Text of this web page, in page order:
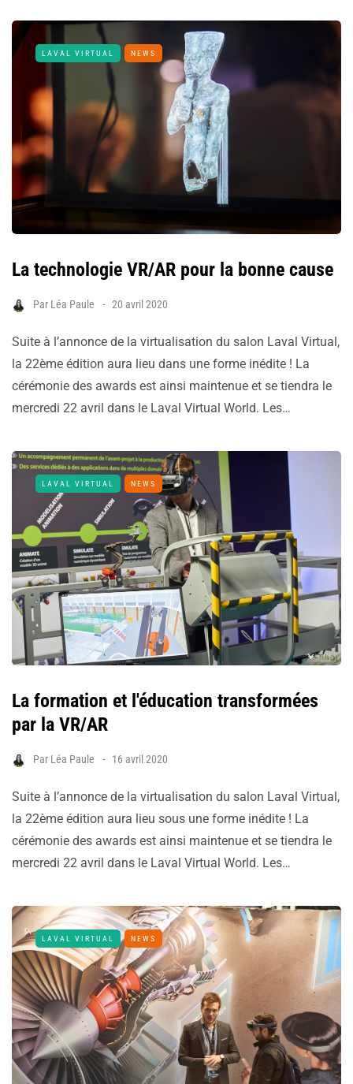
LAVAL VIRTUAL NEWS
La technologie VR/AR pour la bonne cause
Par Léa Paule 20 avril 2020
Suite à l’annonce de la virtualisation du salon Laval Virtual,
la 22ème édition aura lieu dans une forme inédite ! La
cérémonie des awards est ainsi maintenue et se tiendra le
mercredi 22 avril dans le Laval Virtual World. Les…
LAVAL VIRTUAL NEWS
La formation et l'éducation transformées
par la VR/AR
Par Léa Paule 16 avril 2020
Suite à l’annonce de la virtualisation du salon Laval Virtual,
la 22ème édition aura lieu sous une forme inédite ! La
cérémonie des awards est ainsi maintenue et se tiendra le
mercredi 22 avril dans le Laval Virtual World. Les…
LAVAL VIRTUAL NEWS